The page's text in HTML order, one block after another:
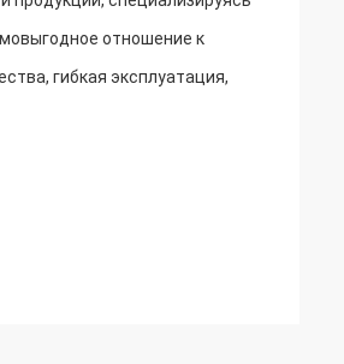
отношение к
гибкая эксплуатация,